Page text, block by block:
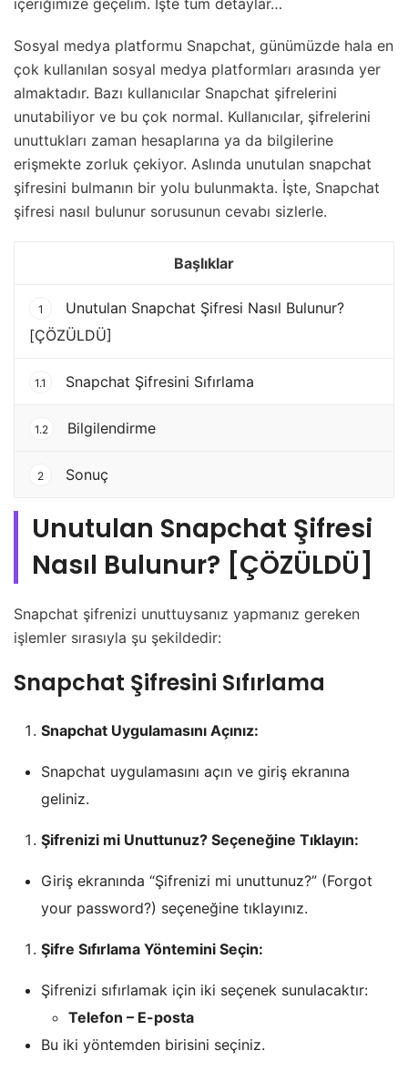
Sosyal medya platformu Snapchat, günümüzde hala en
çok kullanılan sosyal medya platformları arasında yer
almaktadır. Bazı kullanıcılar Snapchat şifrelerini
unutabiliyor ve bu çok normal. Kullanıcılar, şifrelerini
unuttukları zaman hesaplarına ya da bilgilerine
erişmekte zorluk çekiyor. Aslında unutulan snapchat
şifresini bulmanın bir yolu bulunmakta. İşte, Snapchat
şifresi nasıl bulunur sorusunun cevabı sizlerle.
Başlıklar
1
Unutulan Snapchat Şifresi Nasıl Bulunur?
[ÇÖZÜLDÜ]
1.1 Snapchat Şifresini Sıfırlama
1.2 Bilgilendirme
2 Sonuç
Unutulan Snapchat Şifresi
Nasıl Bulunur? [ÇÖZÜLDÜ]
Snapchat şifrenizi unuttuysanız yapmanız gereken
işlemler sırasıyla şu şekildedir:
Snapchat Şifresini Sıfırlama
Snapchat Uygulamasını Açınız:
Snapchat uygulamasını açın ve giriş ekranına
geliniz.
Şifrenizi mi Unuttunuz? Seçeneğine Tıklayın:
Giriş ekranında “Şifrenizi mi unuttunuz?” (Forgot
your password?) seçeneğine tıklayınız.
Şifre Sıfırlama Yöntemini Seçin:
Şifrenizi sıfırlamak için iki seçenek sunulacaktır:
Telefon – E-posta
Bu iki yöntemden birisini seçiniz.